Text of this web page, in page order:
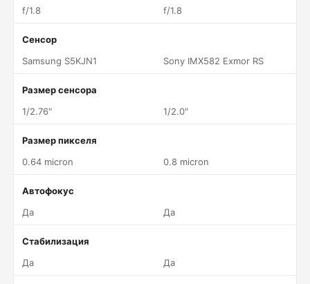
f/1.8
f/1.8
Сенсор
Samsung S5KJN1
Sony IMX582 Exmor RS
Размер сенсора
1/2.76"
1/2.0"
Размер пикселя
0.64 micron
0.8 micron
Автофокус
Да
Да
Стабилизация
Да
Да